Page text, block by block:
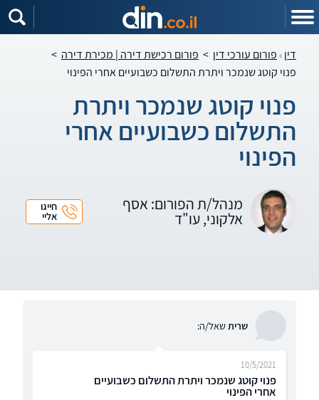
דין פורום עורכי דין > פורום רכישת דירה | מכירת דירה >
פנוי קוטג שנמכר ויתרת התשלום כשבועיים אחרי הפינוי
פנוי קוטג שנמכר ויתרת
התשלום כשבועיים אחרי
הפינוי
מנהל/ת הפורום: אסף
אלקוני, עו"ד
חייגו
אליי
שרית שאל/ה:
פנוי קוטג שנמכר ויתרת התשלום כשבועיים
אחרי הפינוי
10/5/2021